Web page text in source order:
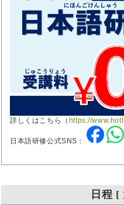
詳しくはこちら（ https://
日本語研修公式SNS：
日程 [